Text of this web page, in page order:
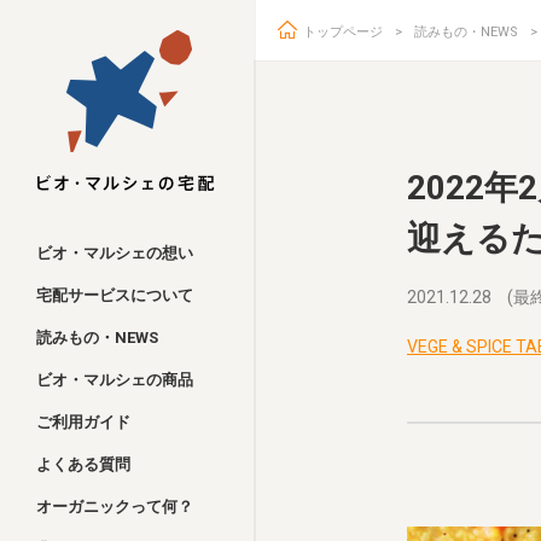
ビオ・マルシェ
ビオ・マルシェの想い
宅配サービスについて
読みもの・NEWS
ビオ・マルシェの商品
ご利用ガイド
よくある質問
オーガニックって何？
トップページ 読みもの・NEWS
2022年
迎える
2021.12.28 (最
VEGE & SPICE